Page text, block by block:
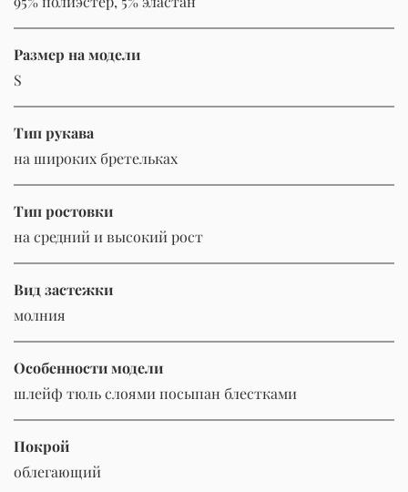
Размер на модели
S
Тип рукава
на широких бретельках
Тип ростовки
на средний и высокий рост
Вид застежки
молния
Особенности модели
шлейф тюль слоями посыпан блестками
Покрой
облегающий